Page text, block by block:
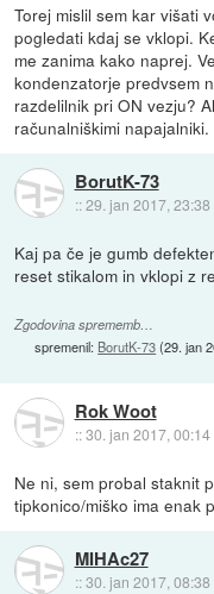
Torej mislil sem kar višati
pogledati kdaj se vklopi.
me zanima kako naprej.
kondenzatorje predvsem
razdelilnik pri ON vezju?
računalniškimi napajalniki.
BorutK-73
::29. jan 2017, 23:38
Kaj pa če je gumb
reset stikalom in vklopi z
Zgodovina sprememb…
spremenil: BorutK-73(29. jan
Rok Woot
::30. jan 2017, 00:14
Ne ni, sem probal staknit
tipkonico/miško ima enak
MIHAc27
::30. jan 2017, 08:38